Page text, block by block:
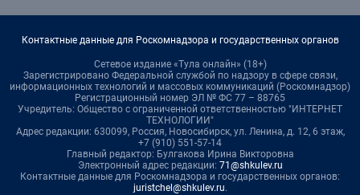
Контактные данные для Роскомнадзора и государственных органов
Сетевое издание «Тула онлайн» (18+)
Зарегистрировано Федеральной службой по надзору в сфере связи,
информационных технологий и массовых коммуникаций (Роскомнадзор)
Регистрационный номер ЭЛ № ФС 77 – 88765
Учредитель: Общество с ограниченной ответственностью "ИНТЕРНЕТ
ТЕХНОЛОГИИ"
Адрес редакции: 630099, Россия, Новосибирск, ул. Ленина, д. 12, 6 этаж,
+7 (910) 551-57-14
Главный редактор: Булгакова Ирина Викторовна
Электронный адрес редакции: 71@shkulev.ru
Контактные данные для Роскомнадзора и государственных органов:
juristchel@shkulev.ru.